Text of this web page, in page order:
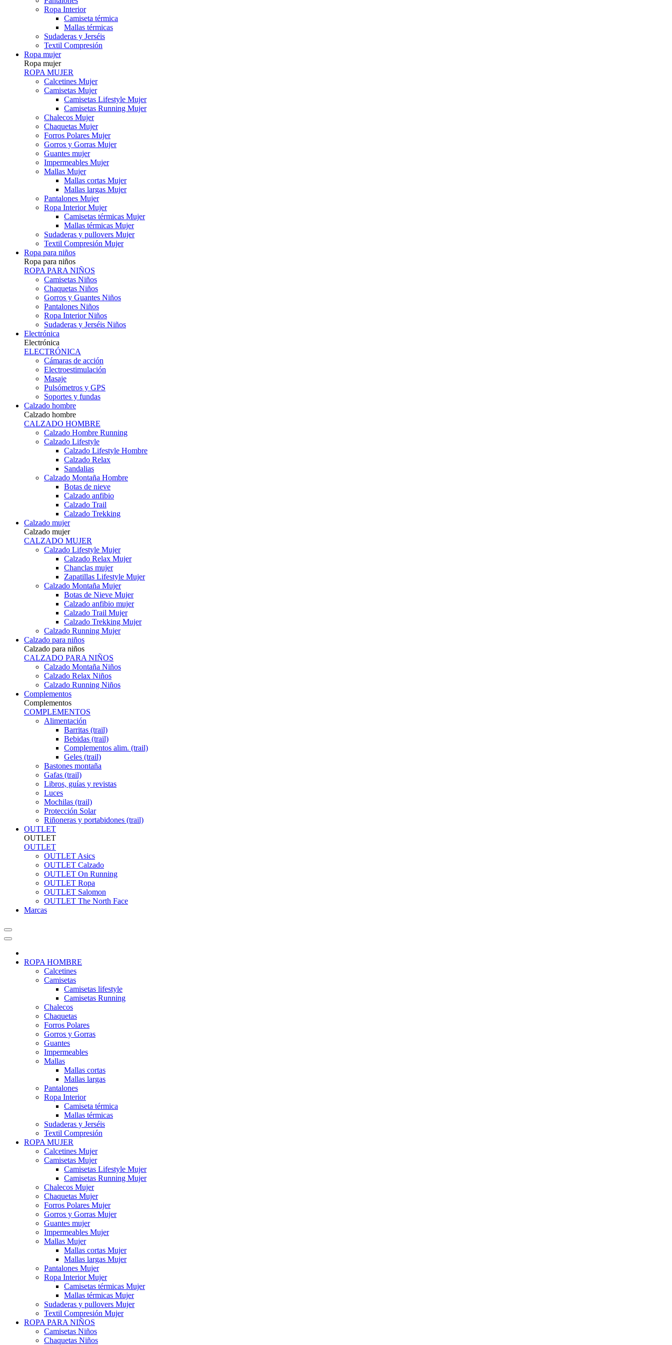
Ropa Interior
Camiseta térmica
Mallas térmicas
Sudaderas y Jerséis
Textil Compresión
Ropa mujer
Ropa mujer
ROPA MUJER
Calcetines Mujer
Camisetas Mujer
Camisetas Lifestyle Mujer
Camisetas Running Mujer
Chalecos Mujer
Chaquetas Mujer
Forros Polares Mujer
Gorros y Gorras Mujer
Guantes mujer
Impermeables Mujer
Mallas Mujer
Mallas cortas Mujer
Mallas largas Mujer
Pantalones Mujer
Ropa Interior Mujer
Camisetas térmicas Mujer
Mallas térmicas Mujer
Sudaderas y pullovers Mujer
Textil Compresión Mujer
Ropa para niños
Ropa para niños
ROPA PARA NIÑOS
Camisetas Niños
Chaquetas Niños
Gorros y Guantes Niños
Pantalones Niños
Ropa Interior Niños
Sudaderas y Jerséis Niños
Electrónica
Electrónica
ELECTRÓNICA
Cámaras de acción
Electroestimulación
Masaje
Pulsómetros y GPS
Soportes y fundas
Calzado hombre
Calzado hombre
CALZADO HOMBRE
Calzado Hombre Running
Calzado Lifestyle
Calzado Lifestyle Hombre
Calzado Relax
Sandalias
Calzado Montaña Hombre
Botas de nieve
Calzado anfibio
Calzado Trail
Calzado Trekking
Calzado mujer
Calzado mujer
CALZADO MUJER
Calzado Lifestyle Mujer
Calzado Relax Mujer
Chanclas mujer
Zapatillas Lifestyle Mujer
Calzado Montaña Mujer
Botas de Nieve Mujer
Calzado anfibio mujer
Calzado Trail Mujer
Calzado Trekking Mujer
Calzado Running Mujer
Calzado para niños
Calzado para niños
CALZADO PARA NIÑOS
Calzado Montaña Niños
Calzado Relax Niños
Calzado Running Niños
Complementos
Complementos
COMPLEMENTOS
Alimentación
Barritas (trail)
Bebidas (trail)
Complementos alim. (trail)
Geles (trail)
Bastones montaña
Gafas (trail)
Libros, guías y revistas
Luces
Mochilas (trail)
Protección Solar
Riñoneras y portabidones (trail)
OUTLET
OUTLET
OUTLET
OUTLET Asics
OUTLET Calzado
OUTLET On Running
OUTLET Ropa
OUTLET Salomon
OUTLET The North Face
Marcas
ROPA HOMBRE
Calcetines
Camisetas
Camisetas lifestyle
Camisetas Running
Chalecos
Chaquetas
Forros Polares
Gorros y Gorras
Guantes
Impermeables
Mallas
Mallas cortas
Mallas largas
Pantalones
Ropa Interior
Camiseta térmica
Mallas térmicas
Sudaderas y Jerséis
Textil Compresión
ROPA MUJER
Calcetines Mujer
Camisetas Mujer
Camisetas Lifestyle Mujer
Camisetas Running Mujer
Chalecos Mujer
Chaquetas Mujer
Forros Polares Mujer
Gorros y Gorras Mujer
Guantes mujer
Impermeables Mujer
Mallas Mujer
Mallas cortas Mujer
Mallas largas Mujer
Pantalones Mujer
Ropa Interior Mujer
Camisetas térmicas Mujer
Mallas térmicas Mujer
Sudaderas y pullovers Mujer
Textil Compresión Mujer
ROPA PARA NIÑOS
Camisetas Niños
Chaquetas Niños